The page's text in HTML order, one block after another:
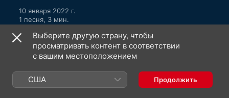
10 января 2022 г.
1 песня, 3 мин.
Лана Канукоева: еще
Выберите другую страну, чтобы
просматривать контент в соответствии
с вашим местоположением
США Продолжить